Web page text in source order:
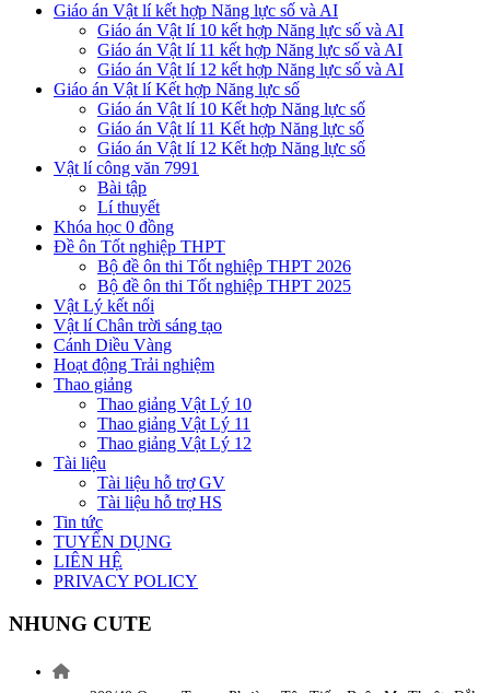
Giáo án Vật lí kết hợp Năng lực số và AI
Giáo án Vật lí 10 kết hợp Năng lực số và AI
Giáo án Vật lí 11 kết hợp Năng lực số và AI
Giáo án Vật lí 12 kết hợp Năng lực số và AI
Giáo án Vật lí Kết hợp Năng lực số
Giáo án Vật lí 10 Kết hợp Năng lực số
Giáo án Vật lí 11 Kết hợp Năng lực số
Giáo án Vật lí 12 Kết hợp Năng lực số
Vật lí công văn 7991
Bài tập
Lí thuyết
Khóa học 0 đồng
Đề ôn Tốt nghiệp THPT
Bộ đề ôn thi Tốt nghiệp THPT 2026
Bộ đề ôn thi Tốt nghiệp THPT 2025
Vật Lý kết nối
Vật lí Chân trời sáng tạo
Cánh Diều Vàng
Hoạt động Trải nghiệm
Thao giảng
Thao giảng Vật Lý 10
Thao giảng Vật Lý 11
Thao giảng Vật Lý 12
Tài liệu
Tài liệu hỗ trợ GV
Tài liệu hỗ trợ HS
Tin tức
TUYỂN DỤNG
LIÊN HỆ
PRIVACY POLICY
NHUNG CUTE